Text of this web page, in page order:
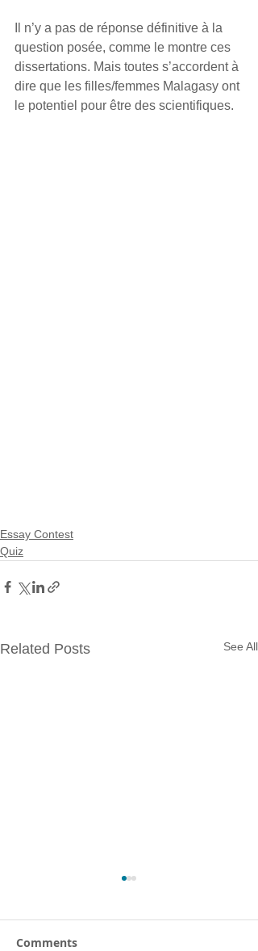
Il n’y a pas de réponse définitive à la
question posée, comme le montre ces
dissertations. Mais toutes s’accordent à
dire que les filles/femmes Malagasy ont
le potentiel pour être des scientifiques.
Essay Contest
Quiz
Related Posts See All
Comments